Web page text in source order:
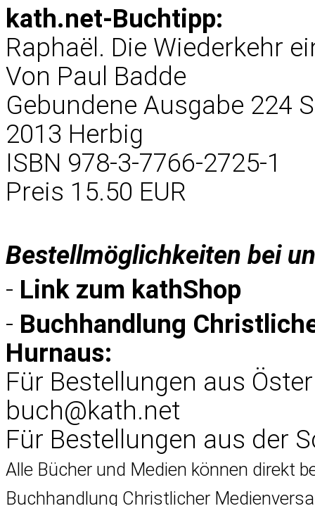
kath.net-Buchtipp:
Raphaël. Die Wiederkehr
Von Paul Badde
Gebundene Ausgabe 224
2013 Herbig
ISBN 978-3-7766-2725-1
Preis 15.50 EUR
Bestellmöglichkeiten bei
- Link zum kathShop
- Buchhandlung
Hurnaus:
Für Bestellungen aus
buch@kath.net
Für Bestellungen aus der
Alle Bücher und Medien können direkt
Buchhandlung Christlicher